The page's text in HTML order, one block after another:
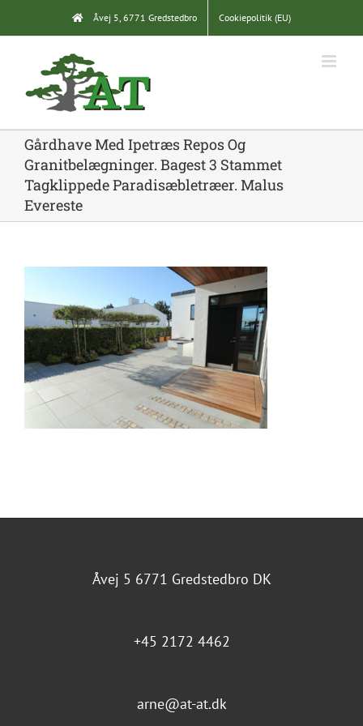
content
Åvej 5, 6771 Gredstedbro Cookiepolitik (EU)
Gårdhave Med Ipetræs Repos Og
Granitbelægninger. Bagest 3 Stammet
Tagklippede Paradisæbletræer. Malus
Evereste
Åvej 5 6771 Gredstedbro DK
+45 2172 4462
arne@at-at.dk